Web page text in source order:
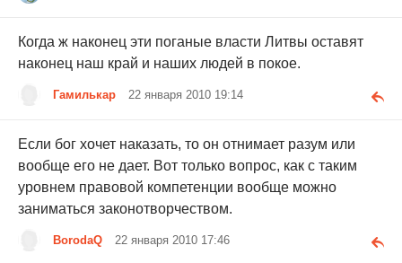
Когда ж наконец эти поганые власти Литвы оставят
наконец наш край и наших людей в покое.
Гамилькар 22 января 2010 19:14
Если бог хочет наказать, то он отнимает разум или
вообще его не дает. Вот только вопрос, как с таким
уровнем правовой компетенции вообще можно
заниматься законотворчеством.
BorodaQ 22 января 2010 17:46